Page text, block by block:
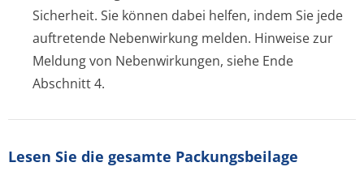
Sicherheit. Sie können dabei helfen, indem Sie jede
auftretende Nebenwirkung melden. Hinweise zur
Meldung von Nebenwirkungen, siehe Ende
Abschnitt 4.
Lesen Sie die gesamte Packungsbeilage